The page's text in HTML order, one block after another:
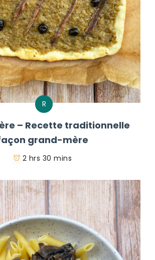
R
– Recette traditionnelle
grand-mère
2 hrs 30 mins